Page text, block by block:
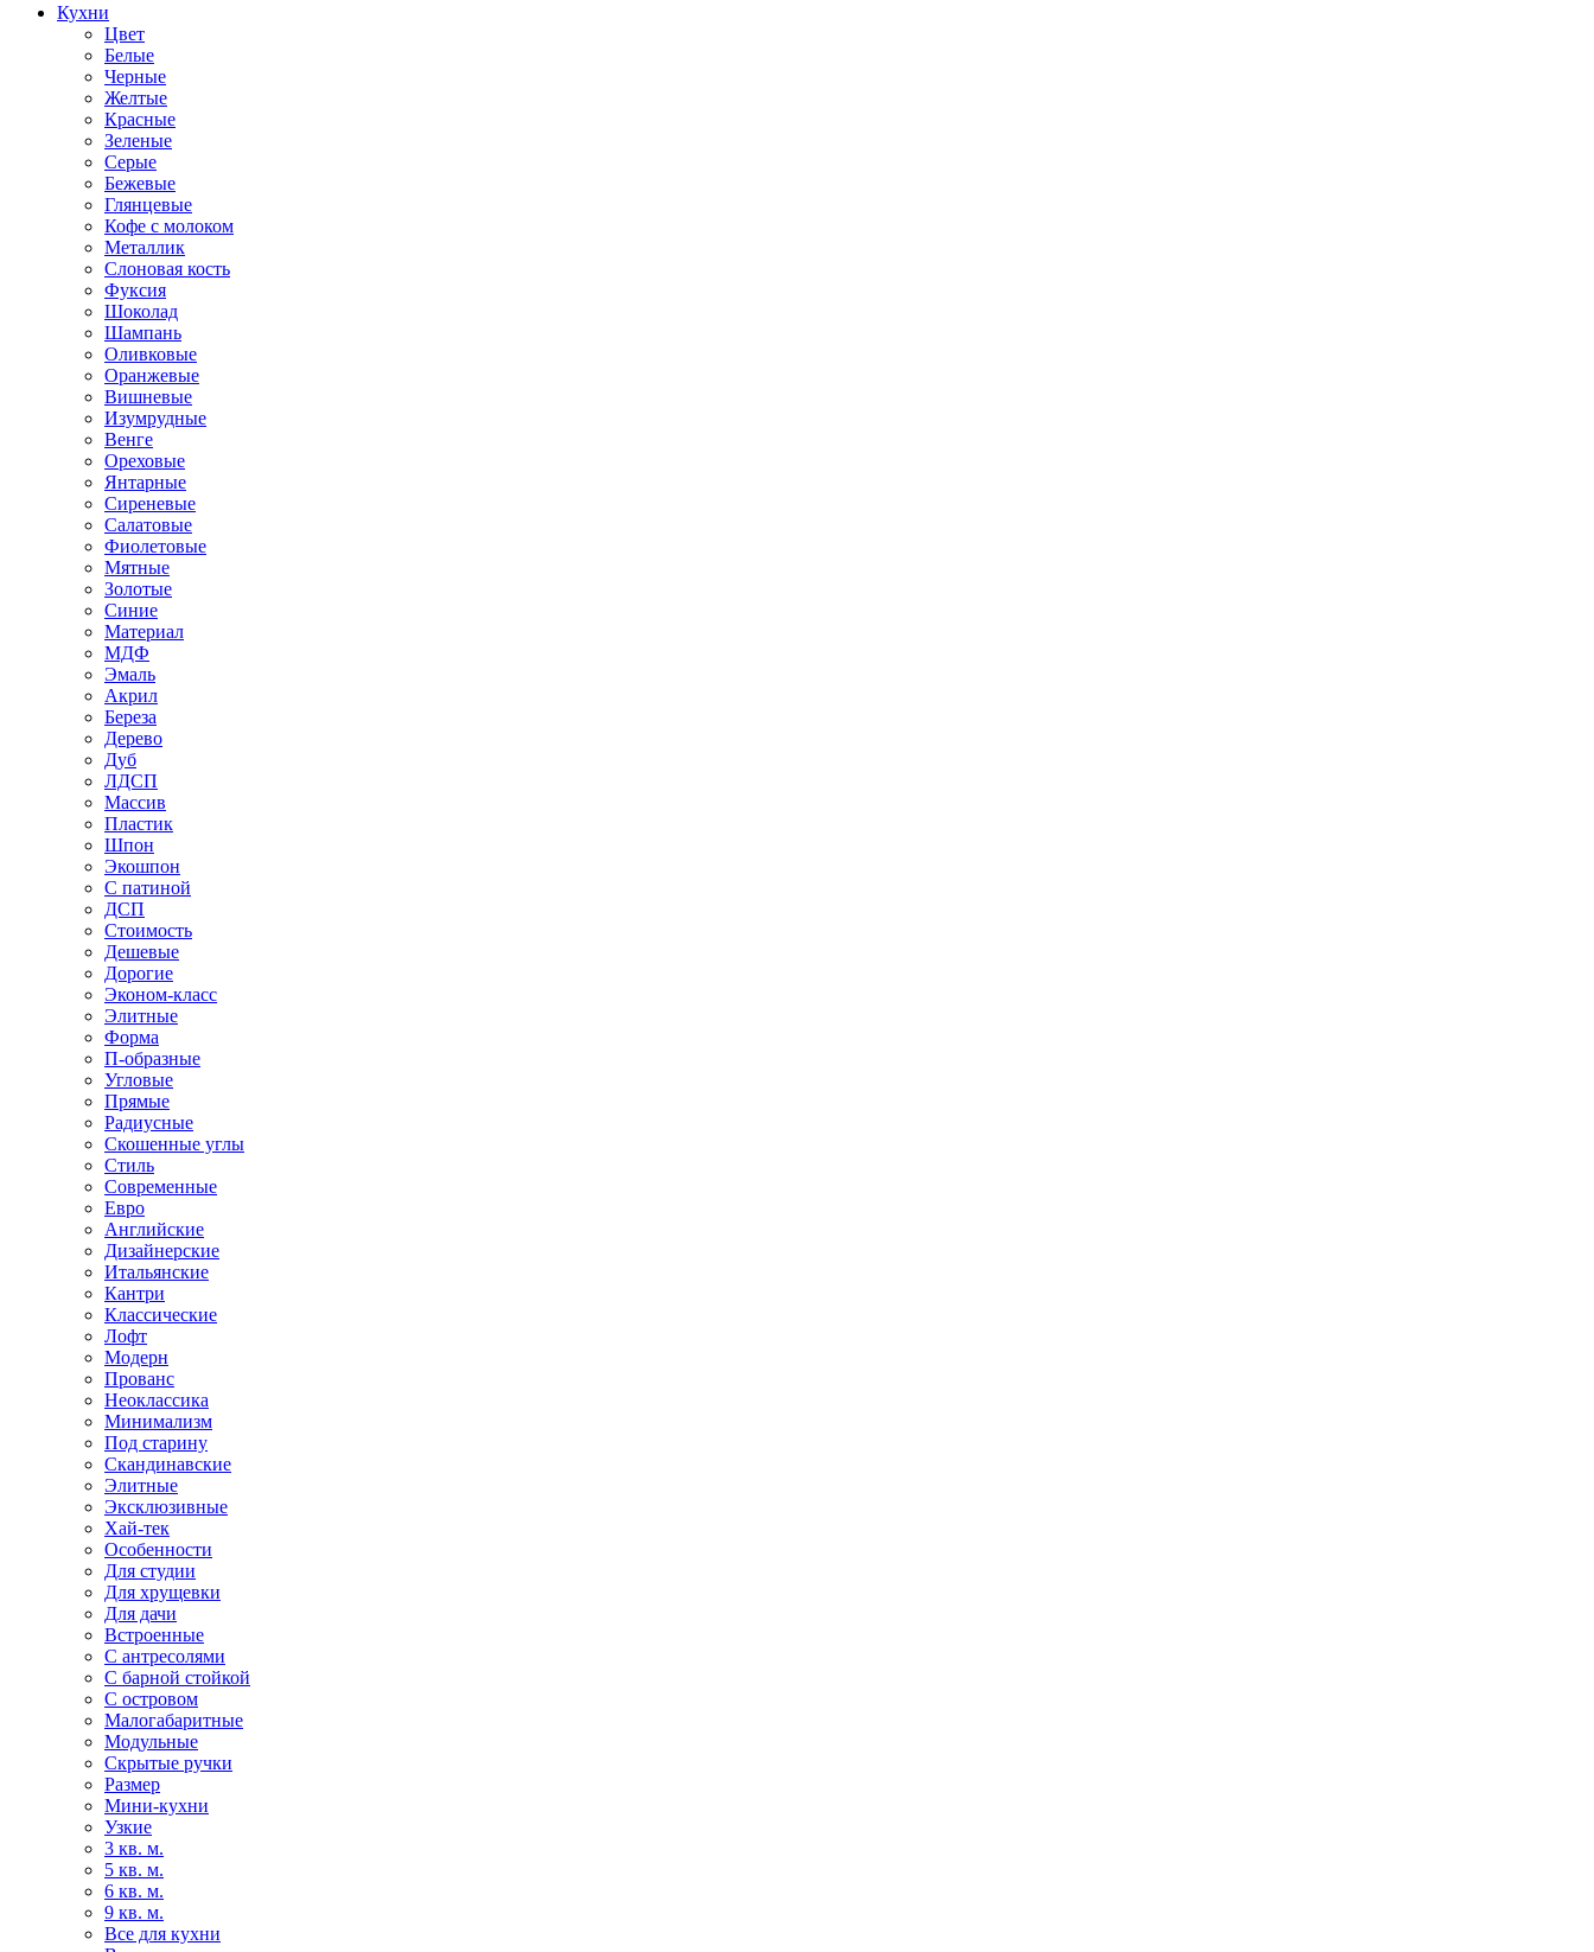
Кухни
Цвет
Белые
Черные
Желтые
Красные
Зеленые
Серые
Бежевые
Глянцевые
Кофе с молоком
Металлик
Слоновая кость
Фуксия
Шоколад
Шампань
Оливковые
Оранжевые
Вишневые
Изумрудные
Венге
Ореховые
Янтарные
Сиреневые
Салатовые
Фиолетовые
Мятные
Золотые
Синие
Материал
МДФ
Эмаль
Акрил
Береза
Дерево
Дуб
ЛДСП
Массив
Пластик
Шпон
Экошпон
С патиной
ДСП
Стоимость
Дешевые
Дорогие
Эконом-класс
Элитные
Форма
П-образные
Угловые
Прямые
Радиусные
Скошенные углы
Стиль
Современные
Евро
Английские
Дизайнерские
Итальянские
Кантри
Классические
Лофт
Модерн
Прованс
Неоклассика
Минимализм
Под старину
Скандинавские
Элитные
Эксклюзивные
Хай-тек
Особенности
Для студии
Для хрущевки
Для дачи
Встроенные
С антресолями
С барной стойкой
С островом
Малогабаритные
Модульные
Скрытые ручки
Размер
Мини-кухни
Узкие
3 кв. м.
5 кв. м.
6 кв. м.
9 кв. м.
Все для кухни